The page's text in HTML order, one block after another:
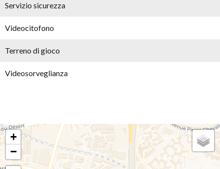
Servizio sicurezza
Videocitofono
Terreno di gioco
Videosorveglianza
+
−